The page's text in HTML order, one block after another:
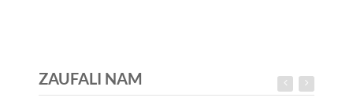
ZAUFALI NAM